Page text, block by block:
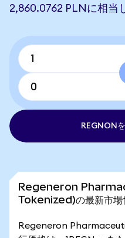
2,860.0762 PLNに相当
REGNON
Regeneron
Tokenized)の最新市場
Regeneron